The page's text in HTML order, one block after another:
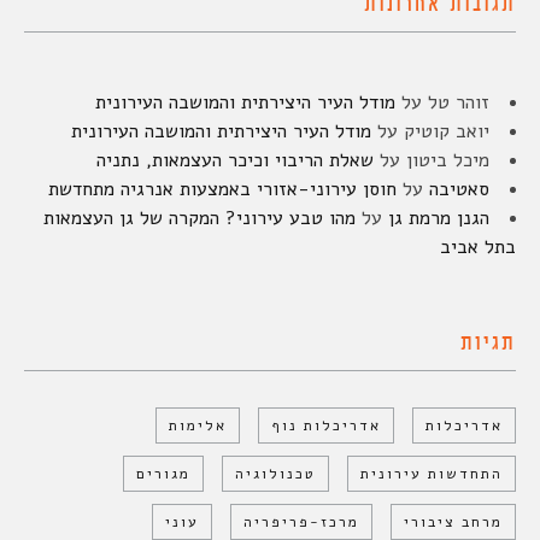
זוהר טל על מודל העיר היצירתית והמושבה העירונית
יואב קוטיק על מודל העיר היצירתית והמושבה העירונית
מיכל ביטון על שאלת הריבוי וכיכר העצמאות, נתניה
סאטיבה על חוסן עירוני-אזורי באמצעות אנרגיה מתחדשת
הגנן מרמת גן על מהו טבע עירוני? המקרה של גן העצמאות
בתל אביב
תגיות
אדריכלות אדריכלות נוף אלימות
התחדשות עירונית טכנולוגיה מגורים
מרחב ציבורי מרכז-פריפריה עוני